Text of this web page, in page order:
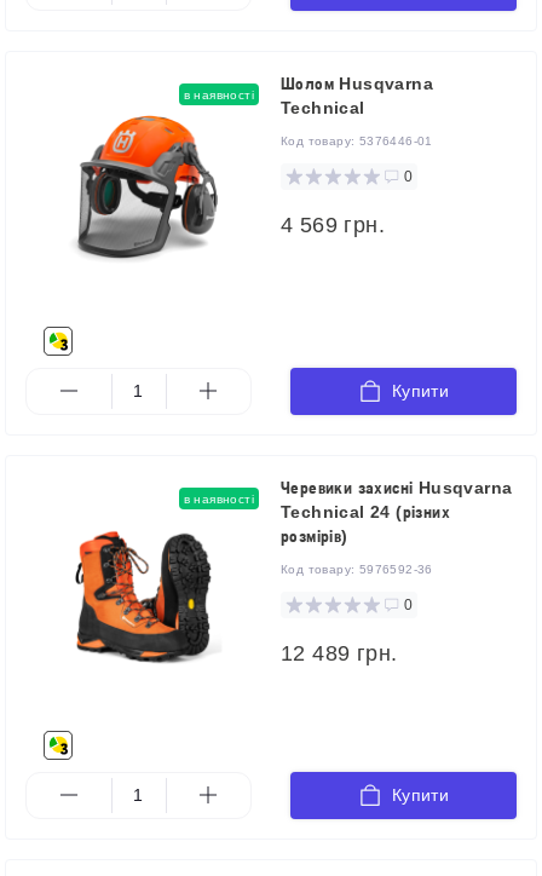
в наявності
Шолом Husqvarna
Technical
Код товару: 5376446-01
0
4 569 грн.
Купити
в наявності
Черевики захисні Husqvarna
Technical 24 (різних
розмірів)
Код товару: 5976592-36
0
12 489 грн.
Купити